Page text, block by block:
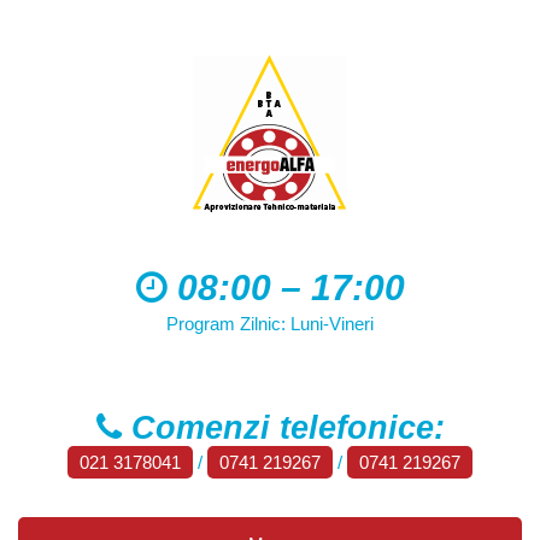
08:00 – 17:00
Program Zilnic: Luni-Vineri
Comenzi telefonice:
021 3178041 / 0741 219267 / 0741 219267